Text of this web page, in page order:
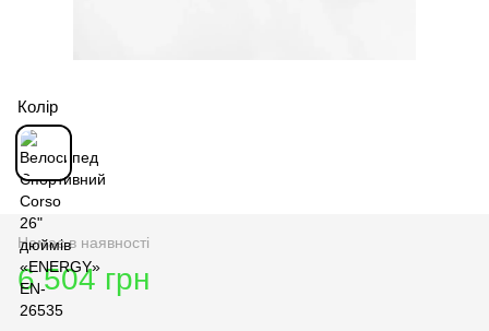
Колір
Немає в наявності
6 504 грн